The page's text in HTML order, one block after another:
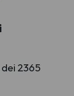
2365